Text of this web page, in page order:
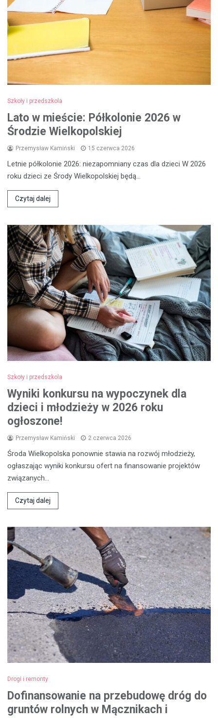
Szkoły i przedszkola
Lato w mieście: Półkolonie 2026 w
Środzie Wielkopolskiej
Przemysław Kamiński 15 czerwca 2026
Letnie półkolonie 2026: niezapomniany czas dla dzieci W 2026
roku dzieci ze Środy Wielkopolskiej będą…
Czytaj dalej
Szkoły i przedszkola
Wyniki konkursu na wypoczynek dla
dzieci i młodzieży w 2026 roku
ogłoszone!
Przemysław Kamiński 2 czerwca 2026
Środa Wielkopolska ponownie stawia na rozwój młodzieży,
ogłaszając wyniki konkursu ofert na finansowanie projektów
związanych…
Czytaj dalej
Drogi i remonty
Dofinansowanie na przebudowę dróg do
gruntów rolnych w Mącznikach i